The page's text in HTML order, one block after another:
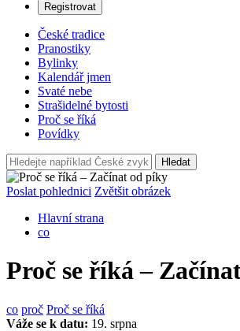
Registrovat
České tradice
Pranostiky
Bylinky
Kalendář jmen
Svaté nebe
Strašidelné bytosti
Proč se říká
Povídky
Hledat
Poslat pohlednici Zvětšit obrázek
Hlavní strana
co
Proč se říká –
co proč Proč se říká
Váže se k datu: 19. srpna